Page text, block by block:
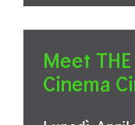
Meet THE
Cinema